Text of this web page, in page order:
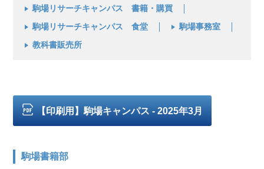
駒場リサーチキャンパス 書籍・購買
駒場リサーチキャンパス 食堂 駒場事務室
教科書販売所
【印刷用】駒場キャンパス - 2025年3月
駒場書籍部